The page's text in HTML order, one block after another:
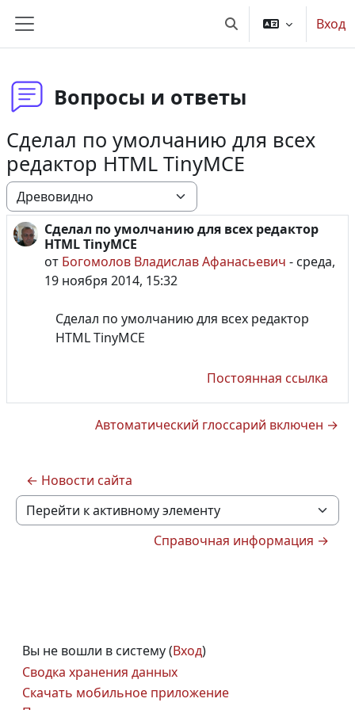
Боковая панель Изменить данные
Вход
Вопросы и ответы
Сделал по умолчанию для всех
редактор HTML TinyMCE
Режим отображения
Сделал по умолчанию для всех редактор
HTML TinyMCE
от Богомолов Владислав Афанасьевич - среда,
19 ноября 2014, 15:32
Количество ответов: 0
Сделал по умолчанию для всех редактор
HTML TinyMCE
Постоянная ссылка
Автоматический глоссарий включен →
← Новости сайта
Перейти к активному элементу
Справочная информация →
Вы не вошли в систему (Вход)
Сводка хранения данных
Скачать мобильное приложение